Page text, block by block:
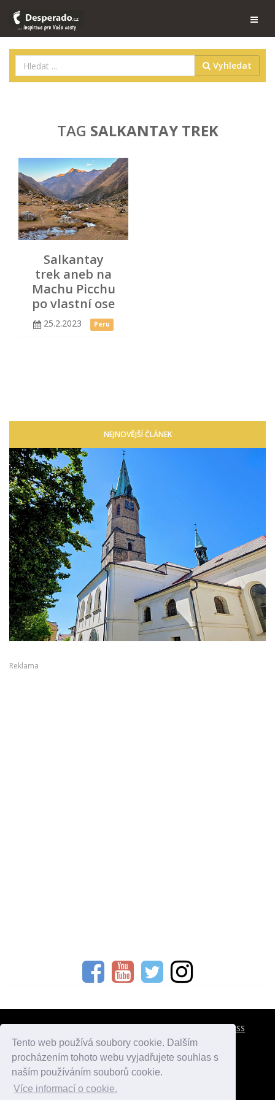
Tento web používá soubory cookie. Dalším
procházením tohoto webu vyjadřujete souhlas s
naším používáním souborů cookie.
Více informací o cookie.
Vyhledat
TAG SALKANTAY TREK
Salkantay
trek aneb na
Machu Picchu
po vlastní ose
25.2.2023 Peru
NEJNOVĚJŠÍ ČLÁNEK
Reklama
RSS
atlaspamatek.info